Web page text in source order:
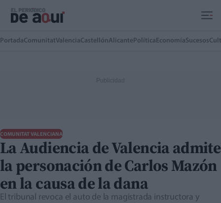
PortadaComunitatValenciaCastellónAlicante Política EconomíaSucesos
COMUNITAT VALENCIANA
La Audiencia de Valencia admite
la personación de Carlos Mazón
en la causa de la dana
El tribunal revoca el auto de la magistrada instructora y